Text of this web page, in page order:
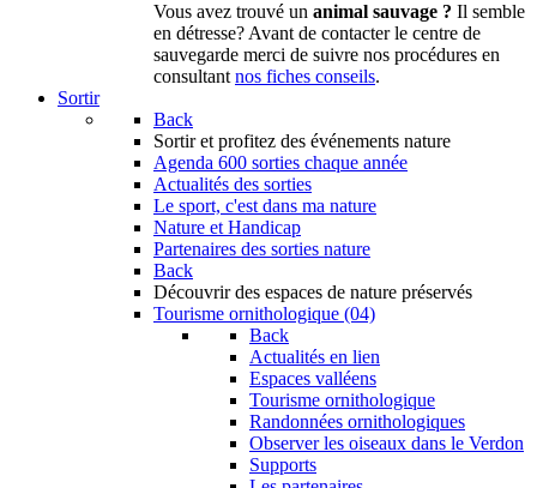
Vous avez trouvé un animal sauvage ? Il semble
en détresse? Avant de contacter le centre de
sauvegarde merci de suivre nos procédures en
consultant nos fiches conseils.
Sortir
Back
Sortir et profitez des événements nature
Agenda 600 sorties chaque année
Actualités des sorties
Le sport, c'est dans ma nature
Nature et Handicap
Partenaires des sorties nature
Back
Découvrir des espaces de nature préservés
Tourisme ornithologique (04)
Back
Actualités en lien
Espaces valléens
Tourisme ornithologique
Randonnées ornithologiques
Observer les oiseaux dans le Verdon
Supports